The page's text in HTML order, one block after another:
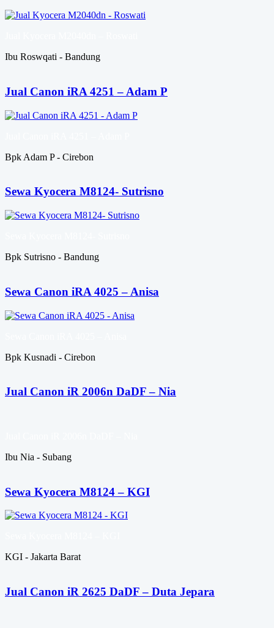
Ibu Roswqati - Bandung
Jual Canon iRA 4251 – Adam P
Bpk Adam P - Cirebon
Sewa Kyocera M8124- Sutrisno
Bpk Sutrisno - Bandung
Sewa Canon iRA 4025 – Anisa
Bpk Kusnadi - Cirebon
Jual Canon iR 2006n DaDF – Nia
Ibu Nia - Subang
Sewa Kyocera M8124 – KGI
KGI - Jakarta Barat
Jual Canon iR 2625 DaDF – Duta Jepara